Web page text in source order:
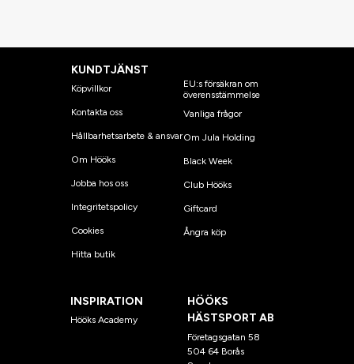
KUNDTJÄNST
Köpvillkor
Kontakta oss
Hållbarhetsarbete & ansvar
Om Hööks
Jobba hos oss
Integritetspolicy
Cookies
Hitta butik
EU:s försäkran om
överensstämmelse
Vanliga frågor
Om Jula Holding
Black Week
Club Hööks
Giftcard
Ångra köp
INSPIRATION
Hööks Academy
HÖÖKS
HÄSTSPORT AB
Företagsgatan 58
504 64 Borås